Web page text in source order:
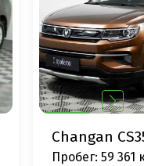
Changan
Пробег: 59 361